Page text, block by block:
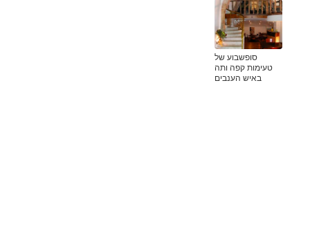
סופשבוע של
טעימות קפה ותה
באיש הענבים